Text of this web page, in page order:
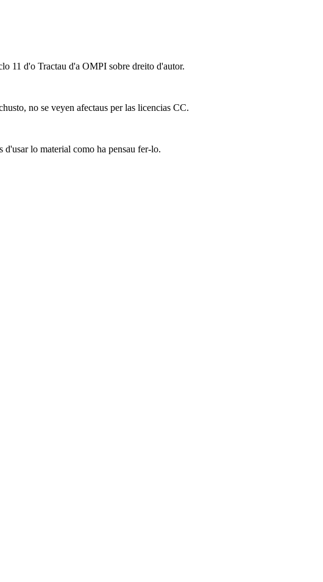
11 d'o Tractau d'a OMPI sobre dreito d'autor.
no se veyen afectaus per las licencias CC.
lo material como ha pensau fer-lo.